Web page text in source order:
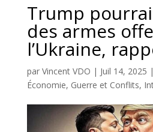
Trump
des armes
l’Ukraine,
par Vincent VDO | Juil 14, 2025 |
Économie, Guerre et Conflits,